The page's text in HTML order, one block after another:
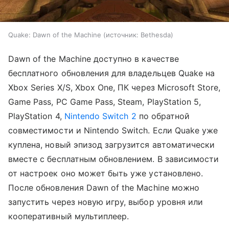
Quake: Dawn of the Machine источник: Bethesda
Dawn of the Machine доступно в качестве
бесплатного обновления для владельцев Quake на
Xbox Series X/S, Xbox One, ПК через Microsoft Store,
Game Pass, PC Game Pass, Steam, PlayStation 5,
PlayStation 4, Nintendo Switch 2 по обратной
совместимости и Nintendo Switch. Если Quake уже
куплена, новый эпизод загрузится автоматически
вместе с бесплатным обновлением. В зависимости
от настроек оно может быть уже установлено.
После обновления Dawn of the Machine можно
запустить через новую игру, выбор уровня или
кооперативный мультиплеер.